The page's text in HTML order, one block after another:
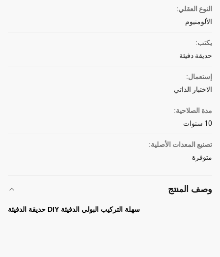
النوع العقلي:
الألومنيوم
يكتب:
حديقة دفيئة
إستعمال:
الاختبار الذاتي
مدة الصلاحية:
10 سنوات
تصنيع المعدات الأصلية:
متوفرة
وصف المنتج
سهلة التركيب البولي الدفيئة DIY حديقة الدفيئة